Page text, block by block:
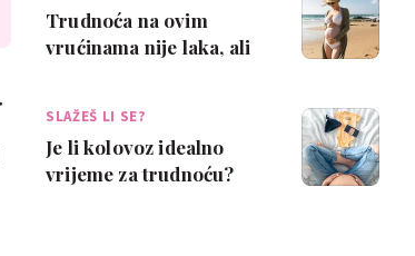
Trudnoća na ovim
vrućinama nije laka, ali
SLAŽEŠ LI SE?
Je li kolovoz idealno
vrijeme za trudnoću?